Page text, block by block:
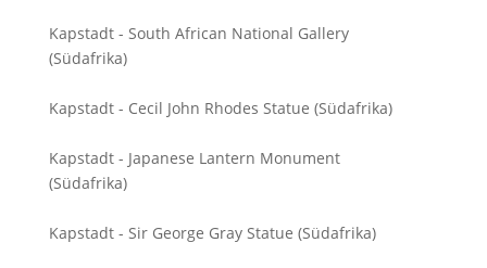
Kapstadt - South African National Gallery
(Südafrika)
Kapstadt - Cecil John Rhodes Statue (Südafrika)
Kapstadt - Japanese Lantern Monument
(Südafrika)
Kapstadt - Sir George Gray Statue (Südafrika)